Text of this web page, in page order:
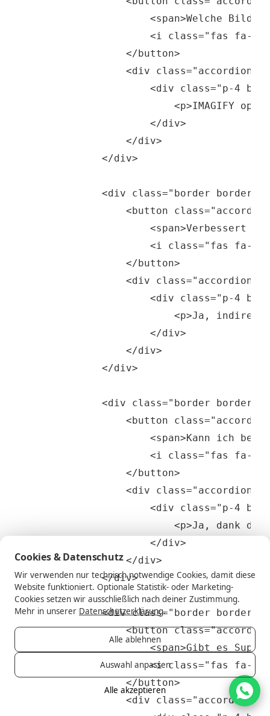
Cookies & Datenschutz
Wir verwenden nur technisch notwendige Cookies, damit diese
Website funktioniert. Optionale Statistik- oder Marketing-
Cookies setzen wir ausschließlich nach deiner Zustimmung.
Mehr in unserer Datenschutzerklärung.
Alle ablehnen
Auswahl anpassen
Alle akzeptieren